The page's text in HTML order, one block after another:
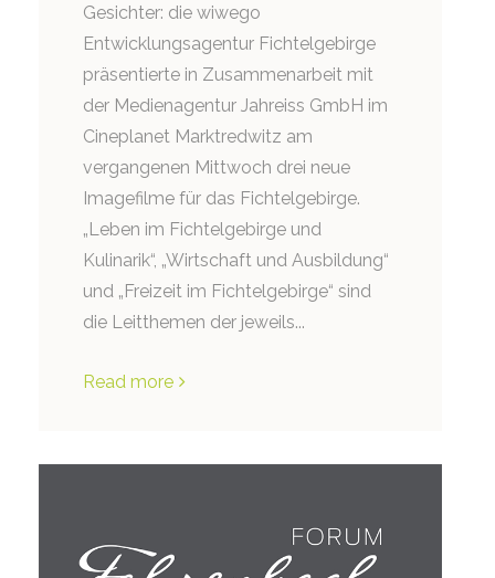
Gesichter: die wiwego
Entwicklungsagentur Fichtelgebirge
präsentierte in Zusammenarbeit mit
der Medienagentur Jahreiss GmbH im
Cineplanet Marktredwitz am
vergangenen Mittwoch drei neue
Imagefilme für das Fichtelgebirge.
„Leben im Fichtelgebirge und
Kulinarik“, „Wirtschaft und Ausbildung“
und „Freizeit im Fichtelgebirge“ sind
die Leitthemen der jeweils...
Read more